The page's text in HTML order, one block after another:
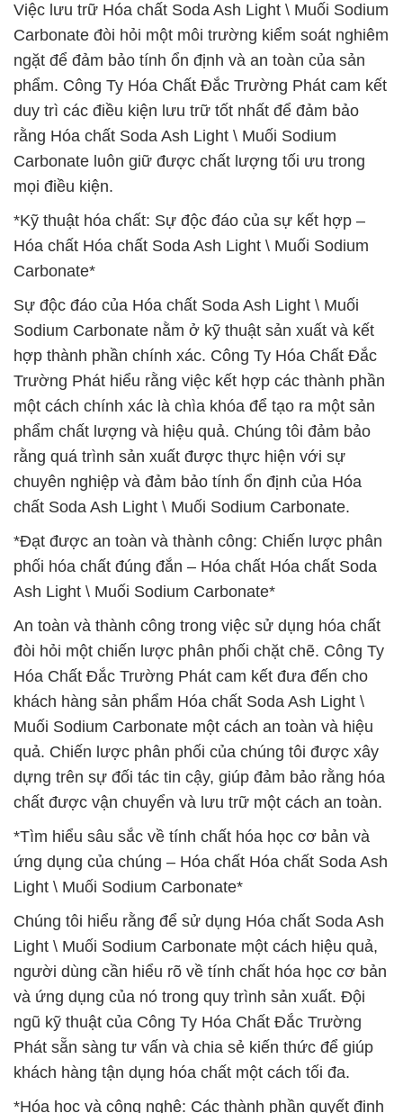
Việc lưu trữ Hóa chất Soda Ash Light \ Muối Sodium
Carbonate đòi hỏi một môi trường kiểm soát nghiêm
ngặt để đảm bảo tính ổn định và an toàn của sản
phẩm. Công Ty Hóa Chất Đắc Trường Phát cam kết
duy trì các điều kiện lưu trữ tốt nhất để đảm bảo
rằng Hóa chất Soda Ash Light \ Muối Sodium
Carbonate luôn giữ được chất lượng tối ưu trong
mọi điều kiện.
*Kỹ thuật hóa chất: Sự độc đáo của sự kết hợp –
Hóa chất Hóa chất Soda Ash Light \ Muối Sodium
Carbonate*
Sự độc đáo của Hóa chất Soda Ash Light \ Muối
Sodium Carbonate nằm ở kỹ thuật sản xuất và kết
hợp thành phần chính xác. Công Ty Hóa Chất Đắc
Trường Phát hiểu rằng việc kết hợp các thành phần
một cách chính xác là chìa khóa để tạo ra một sản
phẩm chất lượng và hiệu quả. Chúng tôi đảm bảo
rằng quá trình sản xuất được thực hiện với sự
chuyên nghiệp và đảm bảo tính ổn định của Hóa
chất Soda Ash Light \ Muối Sodium Carbonate.
*Đạt được an toàn và thành công: Chiến lược phân
phối hóa chất đúng đắn – Hóa chất Hóa chất Soda
Ash Light \ Muối Sodium Carbonate*
An toàn và thành công trong việc sử dụng hóa chất
đòi hỏi một chiến lược phân phối chặt chẽ. Công Ty
Hóa Chất Đắc Trường Phát cam kết đưa đến cho
khách hàng sản phẩm Hóa chất Soda Ash Light \
Muối Sodium Carbonate một cách an toàn và hiệu
quả. Chiến lược phân phối của chúng tôi được xây
dựng trên sự đối tác tin cậy, giúp đảm bảo rằng hóa
chất được vận chuyển và lưu trữ một cách an toàn.
*Tìm hiểu sâu sắc về tính chất hóa học cơ bản và
ứng dụng của chúng – Hóa chất Hóa chất Soda Ash
Light \ Muối Sodium Carbonate*
Chúng tôi hiểu rằng để sử dụng Hóa chất Soda Ash
Light \ Muối Sodium Carbonate một cách hiệu quả,
người dùng cần hiểu rõ về tính chất hóa học cơ bản
và ứng dụng của nó trong quy trình sản xuất. Đội
ngũ kỹ thuật của Công Ty Hóa Chất Đắc Trường
Phát sẵn sàng tư vấn và chia sẻ kiến thức để giúp
khách hàng tận dụng hóa chất một cách tối đa.
*Hóa học và công nghệ: Các thành phần quyết định